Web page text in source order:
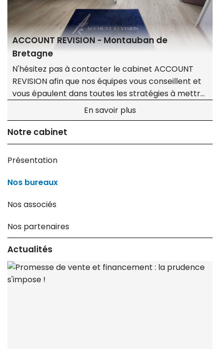
ACCOUNT REVISION - Montauban de
Bretagne
N'hésitez pas à contacter le cabinet ACCOUNT
REVISION afin que nos équipes vous conseillent et
vous épaulent dans toutes les stratégies à mettre
En savoir plus
Notre cabinet
Présentation
Nos bureaux
Nos associés
Nos partenaires
Actualités